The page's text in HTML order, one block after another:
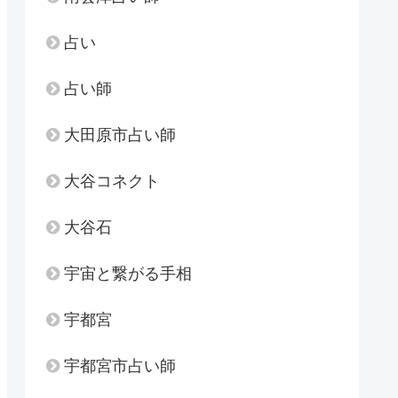
占い
占い師
大田原市占い師
大谷コネクト
大谷石
宇宙と繋がる手相
宇都宮
宇都宮市占い師